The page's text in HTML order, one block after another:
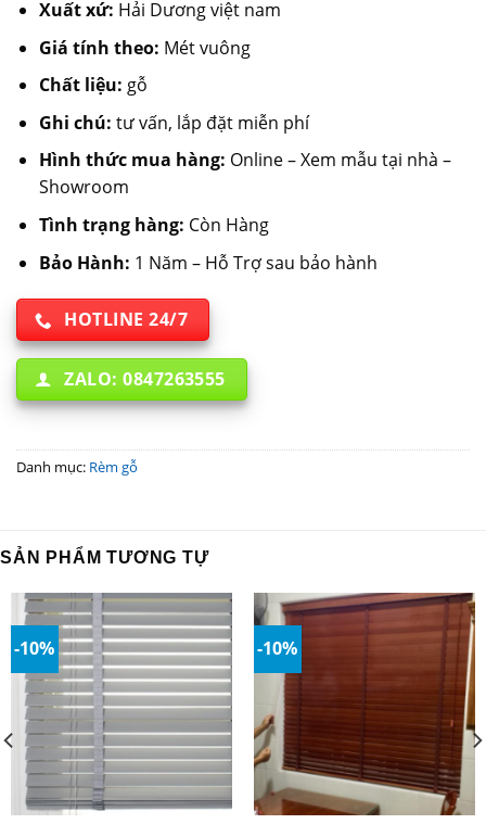
Xuất xứ: Hải Dương việt nam
Giá tính theo: Mét vuông
Chất liệu: gỗ
Ghi chú: tư vấn, lắp đặt miễn phí
Hình thức mua hàng: Online – Xem mẫu tại nhà –
Showroom
Tình trạng hàng: Còn Hàng
Bảo Hành: 1 Năm – Hỗ Trợ sau bảo hành
HOTLINE 24/7
ZALO: 0847263555
Danh mục: Rèm gỗ
SẢN PHẨM TƯƠNG TỰ
-10% -10%